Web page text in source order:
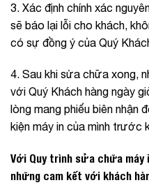
3. Xác định chính xác
sẽ báo lại lỗi cho khách,
có sự đồng ý của Quý
4. Sau khi sửa chữa xong,
với Quý Khách hàng ngày
lòng mang phiếu biên nhận
kiện máy in của mình trước
Với Quy trình sửa chữa máy
những cam kết với khách